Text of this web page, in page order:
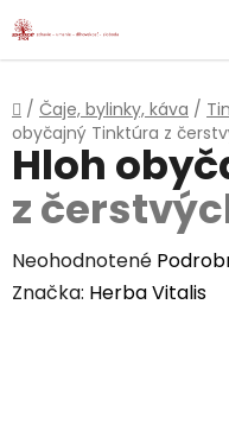
Prejsť
na
Domov
/ Čaje, bylinky, káva /
obyčajný Tinktúra z
Hloh
z
Priemerné
hodnotenie
Neohodnotené
Značka: Herba Vitalis